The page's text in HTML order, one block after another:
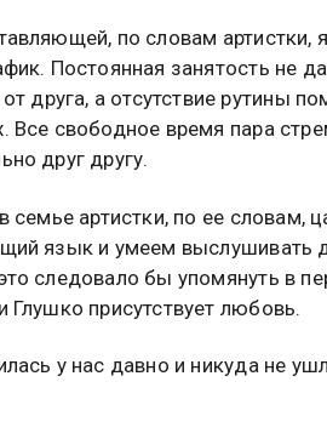
по словам артистки,
Постоянная занятость не
от друга, а отсутствие рутины
Все свободное время пара
друг другу.
семье артистки, по ее словам,
язык и умеем выслушивать
следовало бы упомянуть в
Глушко присутствует любовь.
у нас давно и никуда не